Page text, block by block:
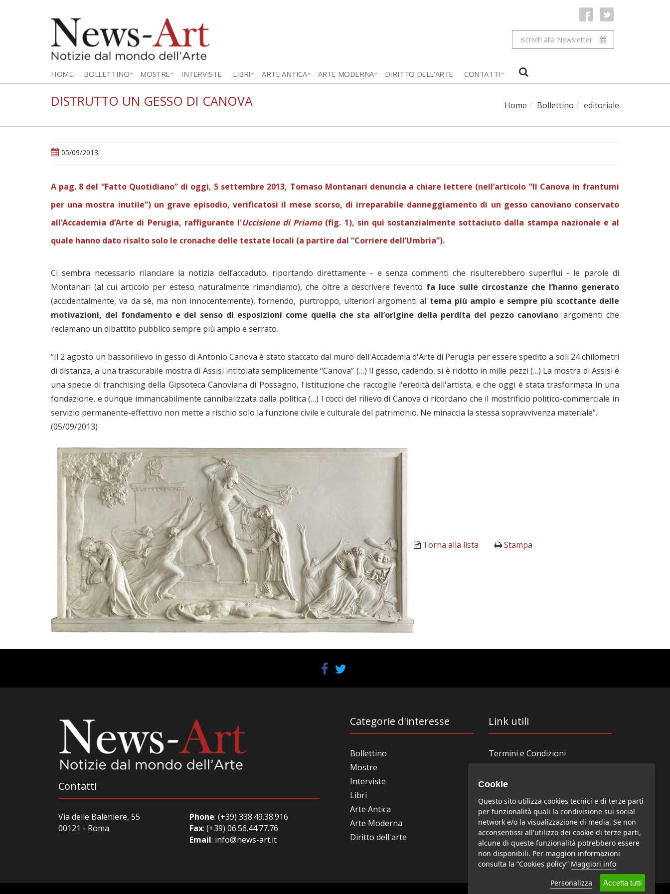
Iscriviti alla Newsletter
HOME BOLLETTINO MOSTRE INTERVISTE LIBRI ARTE ANTICA ARTE MODERNA DIRITTO DELL'ARTE CONTATTI
DISTRUTTO UN GESSO DI CANOVA Home Bollettino editoriale
05/09/2013
A pag. 8 del “Fatto Quotidiano” di oggi, 5 settembre 2013, Tomaso Montanari denuncia a chiare lettere (nell’articolo “Il Canova in frantumi
per una mostra inutile”) un grave episodio, verificatosi il mese scorso, di irreparabile danneggiamento di un gesso canoviano conservato
all’Accademia d’Arte di Perugia, raffigurante l'Uccisione di Priamo(fig. 1), sin qui sostanzialmente sottaciuto dalla stampa nazionale e al
quale hanno dato risalto solo le cronache delle testate locali (a partire dal “Corriere dell’Umbria”).
Ci sembra necessario rilanciare la notizia dell’accaduto, riportando direttamente - e senza commenti che risulterebbero superflui - le parole di
Montanari (al cui articolo per esteso naturalmente rimandiamo), che oltre a descrivere l’evento fa luce sulle circostanze che l’hanno generato
(accidentalmente, va da sé, ma non innocentemente), fornendo, purtroppo, ulteriori argomenti al tema più ampio e sempre più scottante delle
motivazioni, del fondamento e del senso di esposizioni come quella che sta all’origine della perdita del pezzo canoviano: argomenti che
reclamano un dibattito pubblico sempre più ampio e serrato.
“Il 2 agosto un bassorilievo in gesso di Antonio Canova è stato staccato dal muro dell'Accademia d'Arte di Perugia per essere spedito a soli 24 chilometri
di distanza, a una trascurabile mostra di Assisi intitolata semplicemente “Canova” (…) Il gesso, cadendo, si è ridotto in mille pezzi (…) La mostra di Assisi è
una specie di franchising della Gipsoteca Canoviana di Possagno, l'istituzione che raccoglie l'eredità dell'artista, e che oggi è stata trasformata in una
fondazione, e dunque immancabilmente cannibalizzata dalla politica (…) I cocci del rilievo di Canova ci ricordano che il mostrificio politico-commerciale in
servizio permanente-effettivo non mette a rischio solo la funzione civile e culturale del patrimonio. Ne minaccia la stessa sopravvivenza materiale”.
(05/09/2013)
Torna alla lista Stampa
Contatti
Via delle Baleniere, 55
00121 - Roma
Phone: (+39) 338.49.38.916
Fax: (+39) 06.56.44.77.76
Email: info@news-art.it
Categorie d'interesse
Bollettino
Mostre
Interviste
Libri
Arte Antica
Arte Moderna
Diritto dell'arte
Link utili
Termini e Condizioni
News-Art
Collabora con noi
Bandi, concorsi, premi
Privacy Policy
Cookie Policy
Cookie
Questo sito utilizza cookies tecnici e di terze parti
per funzionalità quali la condivisione sui social
network e/o la visualizzazione di media. Se non
acconsentissi all'utilizzo dei cookie di terze parti,
alcune di queste funzionalità potrebbero essere
non disponibili. Per maggiori informazioni
consulta la “Cookies policy” Maggiori info
Personalizza
Accetta tutti